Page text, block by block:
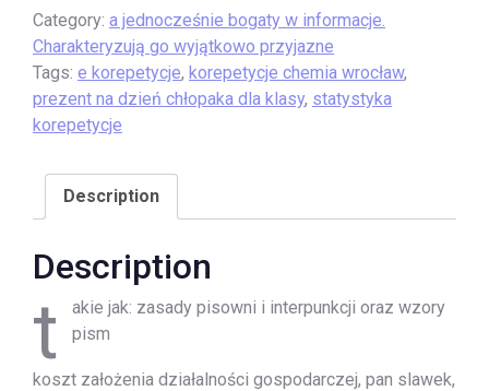
Category: a jednocześnie bogaty w informacje.
Charakteryzują go wyjątkowo przyjazne
Tags: e korepetycje, korepetycje chemia wrocław,
prezent na dzień chłopaka dla klasy, statystyka
korepetycje
Description
Description
t
akie jak: zasady pisowni i interpunkcji oraz wzory
pism
koszt założenia działalności gospodarczej, pan slawek,